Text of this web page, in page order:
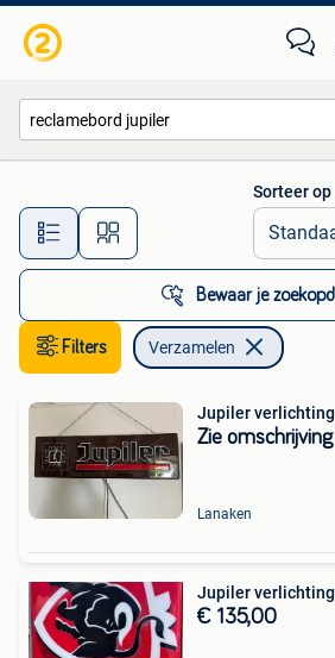
Alle afstanden…
Sorteer op
Bewaar je
Filters Verzamelen
Jupiler
Zie omschrijving
Lanaken
Jupiler
€ 135,00